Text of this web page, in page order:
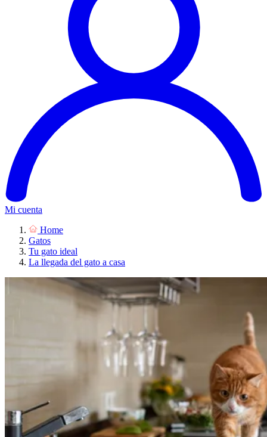
Mi cuenta
Home
Gatos
Tu gato ideal
La llegada del gato a casa